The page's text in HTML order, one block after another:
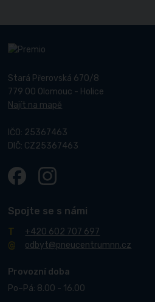
Stará Přerovská 670/8
779 00 Olomouc - Holice
Najít na mapě
IČO: 25367463
DIČ: CZ25367463
Spojte se s námi
+420 602 707 697
odbyt@pneucentrumnn.cz
Provozní doba
Po–Pá: 8.00 - 16.00